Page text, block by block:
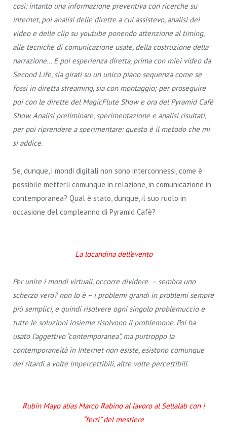
cosi: intanto una informazione preventiva con ricerche su
internet, poi analisi delle dirette a cui assistevo, analisi dei
video e delle clip su youtube ponendo attenzione al timing,
alle tecniche di comunicazione usate, della costruzione della
narrazione… E poi esperienza diretta, prima con miei video da
Second Life, sia girati su un unico piano sequenza come se
fossi in diretta streaming, sia con montaggio; per proseguire
poi con le dirette del MagicFlute Show e ora del Pyramid Café
Show. Analisi preliminare, sperimentazione e analisi risultati,
per poi riprendere a sperimentare: questo è il metodo che mi
si addice.
Se, dunque, i mondi digitali non sono interconnessi, come è
possibile metterli comunque in relazione, in comunicazione in
contemporanea? Qual è stato, dunque, il suo ruolo in
occasione del compleanno di Pyramid Cafè?
La locandina dell’evento
Per unire i mondi virtuali, occorre dividere – sembra uno
scherzo vero? non lo è – i problemi grandi in problemi sempre
più semplici, e quindi risolvere ogni singolo problemuccio e
tutte le soluzioni insieme risolvono il problemone. Poi ha
usato l’aggettivo “contemporanea”, ma purtroppo la
contemporaneità in Internet non esiste, esistono comunque
dei ritardi a volte impercettibili, altre volte percettibili.
Rubin Mayo alias Marco Rabino al lavoro al Sellalab con i
“ferri” del mestiere